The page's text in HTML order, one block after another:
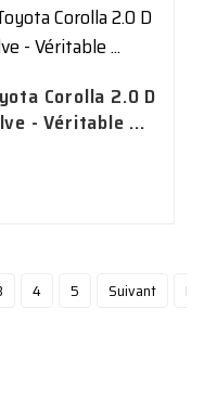
Corolla 2.0 D
- Véritable ...
4 5 Suivant